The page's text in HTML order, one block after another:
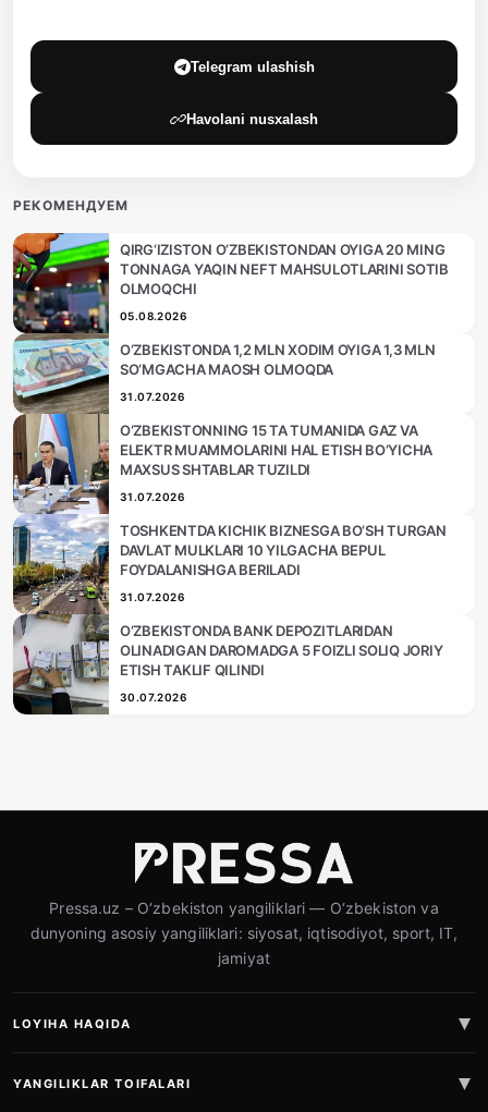
Telegram ulashish
Havolani nusxalash
РЕКОМЕНДУЕМ
QIRG‘IZISTON O‘ZBEKISTONDAN OYIGA 20 MING
TONNAGA YAQIN NEFT MAHSULOTLARINI SOTIB
OLMOQCHI
05.08.2026
O‘ZBEKISTONDA 1,2 MLN XODIM OYIGA 1,3 MLN
SO‘MGACHA MAOSH OLMOQDA
31.07.2026
O‘ZBEKISTONNING 15 TA TUMANIDA GAZ VA
ELEKTR MUAMMOLARINI HAL ETISH BO‘YICHA
MAXSUS SHTABLAR TUZILDI
31.07.2026
TOSHKENTDA KICHIK BIZNESGA BO‘SH TURGAN
DAVLAT MULKLARI 10 YILGACHA BEPUL
FOYDALANISHGA BERILADI
31.07.2026
O‘ZBEKISTONDA BANK DEPOZITLARIDAN
OLINADIGAN DAROMADGA 5 FOIZLI SOLIQ JORIY
ETISH TAKLIF QILINDI
30.07.2026
Pressa.uz – O‘zbekiston yangiliklari — O‘zbekiston va
dunyoning asosiy yangiliklari: siyosat, iqtisodiyot, sport, IT,
jamiyat
LOYIHA HAQIDA
YANGILIKLAR TOIFALARI